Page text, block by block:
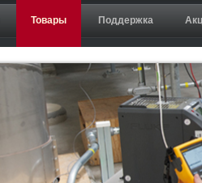
Товары Поддержка